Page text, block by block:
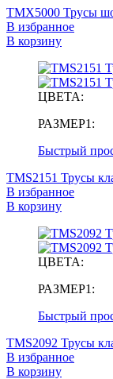
TMX5000 Трусы
В избранное
В корзину
ЦВЕТА:
РАЗМЕР1:
Быстрый
TMS2151 Трусы
В избранное
В корзину
ЦВЕТА:
РАЗМЕР1:
Быстрый
TMS2092 Трусы
В избранное
В корзину